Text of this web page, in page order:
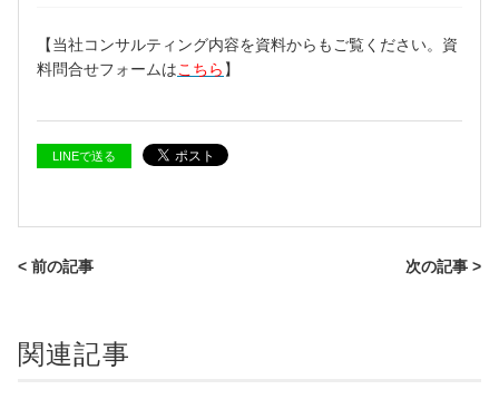
【当社コンサルティング内容を資料からもご覧ください。資
料問合せフォームはこちら 】
LINEで送る
< 前の記事 次の記事 >
関連記事